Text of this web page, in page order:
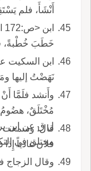
أَنْشَأَ، فلم
خَطَبَ خُطْبةً،
ابن السكيت
نَهَضْتُ إليها
وأَنشد فلَمَّا
ل ق عن ابن
مختلق في
قال: وسمعت
فلان غادياً